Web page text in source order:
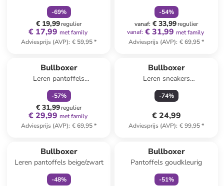
-69%
€ 19,99regulier
€ 17,99 met family
Adviesprijs (AVP): € 59,95*
-54%
vanaf: € 33,99regulier
vanaf: € 31,99 met family
Adviesprijs (AVP): € 69,95*
Bullboxer
Leren pantoffels
beige/lichtbruin
-57%
€ 31,99regulier
€ 29,99 met family
Adviesprijs (AVP): € 69,95*
Bullboxer
Leren sneakers
wit/zilverkleurig
-74%
€ 24,99
Adviesprijs (AVP): € 99,95*
Bullboxer
Leren pantoffels beige/zwart
-48%
Bullboxer
Pantoffels goudkleurig
-51%